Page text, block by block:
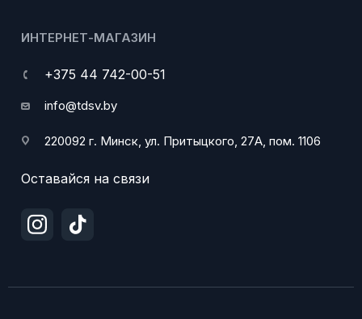
ИНТЕРНЕТ-МАГАЗИН
+375 44 742-00-51
info@tdsv.by
220092 г. Минск, ул. Притыцкого, 27А, пом. 1106
Оставайся на связи